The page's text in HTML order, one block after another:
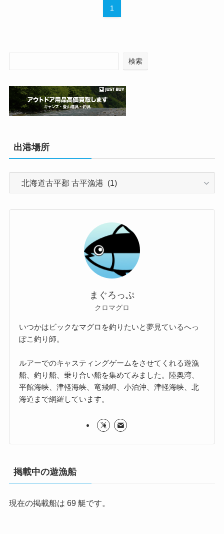
1
検索
出港場所
まぐろっぷ
クロマグロ
いつかはビックなマグロを釣りたいと夢見ているへっ
ぽこ釣り師。
ルアーでのキャスティングゲームをさせてくれる遊漁
船、釣り船、乗り合い船を集めてみました。陸奥湾、
平館海峡、津軽海峡、竜飛岬、小泊沖、津軽海峡、北
海道まで網羅しています。
掲載中の遊漁船
現在の掲載船は 69 艇です。